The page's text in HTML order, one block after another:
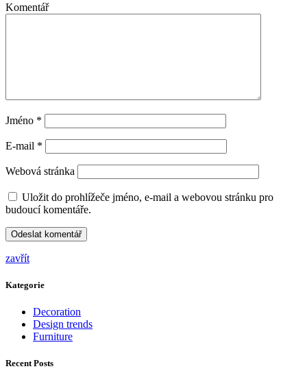
Komentář
Jméno *
E-mail *
Webová stránka
Uložit do prohlížeče jméno, e-mail a webovou stránku pro
budoucí komentáře.
zavřít
Kategorie
Decoration
Design trends
Furniture
Recent Posts